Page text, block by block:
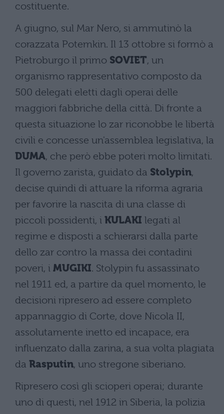
costituente.
A giugno, sul Mar Nero, si ammutinò la
corazzata Potemkin. Il 13 ottobre si formò a
Pietroburgo il primo SOVIET, un
organismo rappresentativo composto da
500 delegati eletti dagli operai delle
maggiori fabbriche della città. Di fronte a
questa situazione lo zar riconobbe le libertà
civili e concesse un'assemblea legislativa, la
DUMA, che però ebbe poteri molto limitati.
Il governo zarista, guidato da Stolypin,
decise quindi di attuare la riforma agraria
per favorire la nascita di una classe di
piccoli possidenti, i KULAKI legati al
regime e disposti a schierarsi dalla parte
dello zar contro la massa dei contadini
poveri, i MUGIKI. Stolypin fu assassinato
nel 1911 ed, a partire da quel momento, le
decisioni ripresero ad essere completo
appannaggio di Corte, dove Nicola II,
assolutamente inetto ed incapace, era
influenzato dalla zarina, a sua volta plagiata
da Rasputin, uno stregone siberiano.
Ripresero così gli scioperi operai; durante
uno di questi, nel 1912 in Siberia, la polizia